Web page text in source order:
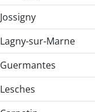
Jossigny
Lagny-sur-Marne
Guermantes
Lesches